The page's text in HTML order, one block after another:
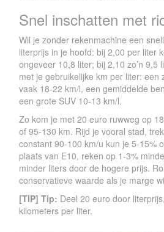
Snel inschatten met
Wil je zonder rekenmachine een
literprijs in je hoofd: bij 2,00 per liter
ongeveer 10,8 liter; bij 2,10 zo’n 9,5
met je gebruikelijke km per liter: een
vaak 18-22 km/l, een gemiddelde
een grote SUV 10-13 km/l.
Zo kom je met 20 euro ruwweg op
of 95-130 km. Rijd je vooral stad,
constant 90-100 km/u kun je 5-15%
plaats van E10, reken op 1-3%
minder liters door de hogere prijs.
conservatieve waarde als je marge
[TIP] Tip: Deel 20 euro door
kilometers per liter.